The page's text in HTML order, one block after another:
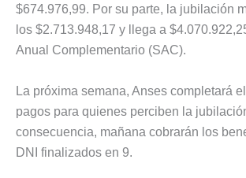
$674.976,99. Por su parte, la jubilación
los $2.713.948,17 y llega a
Anual Complementario (SAC).
La próxima semana, Anses completará
pagos para quienes perciben la
consecuencia, mañana cobrarán los
DNI finalizados en 9.